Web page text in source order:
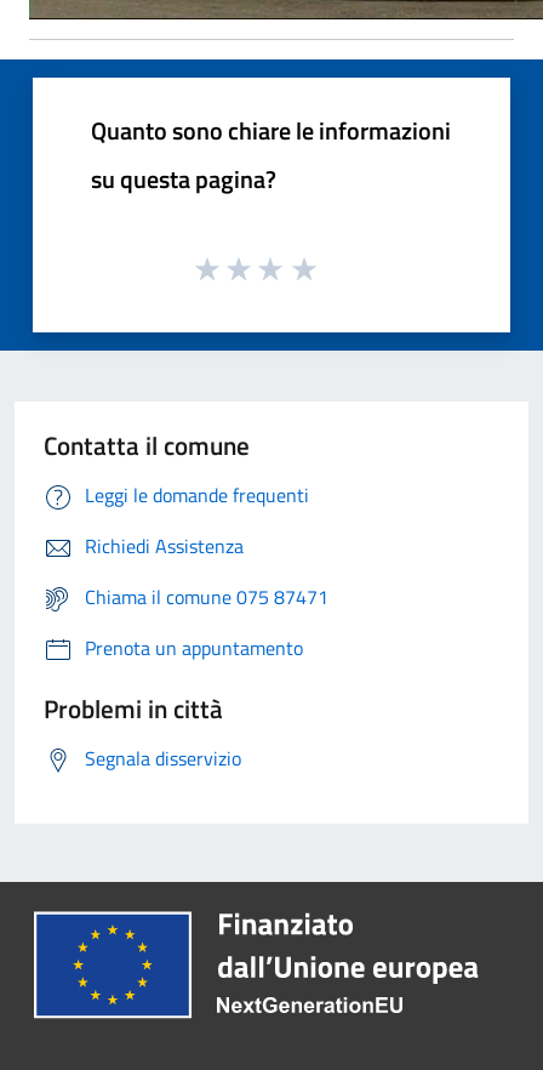
Quanto sono chiare le informazioni
su questa pagina?
Contatta il comune
Leggi le domande frequenti
Richiedi Assistenza
Chiama il comune 075 87471
Prenota un appuntamento
Problemi in città
Segnala disservizio